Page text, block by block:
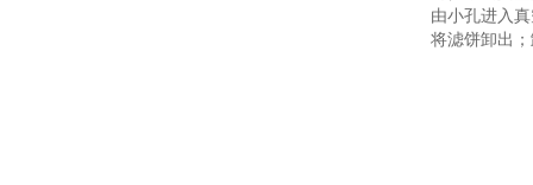
由小孔进入
将滤饼卸出